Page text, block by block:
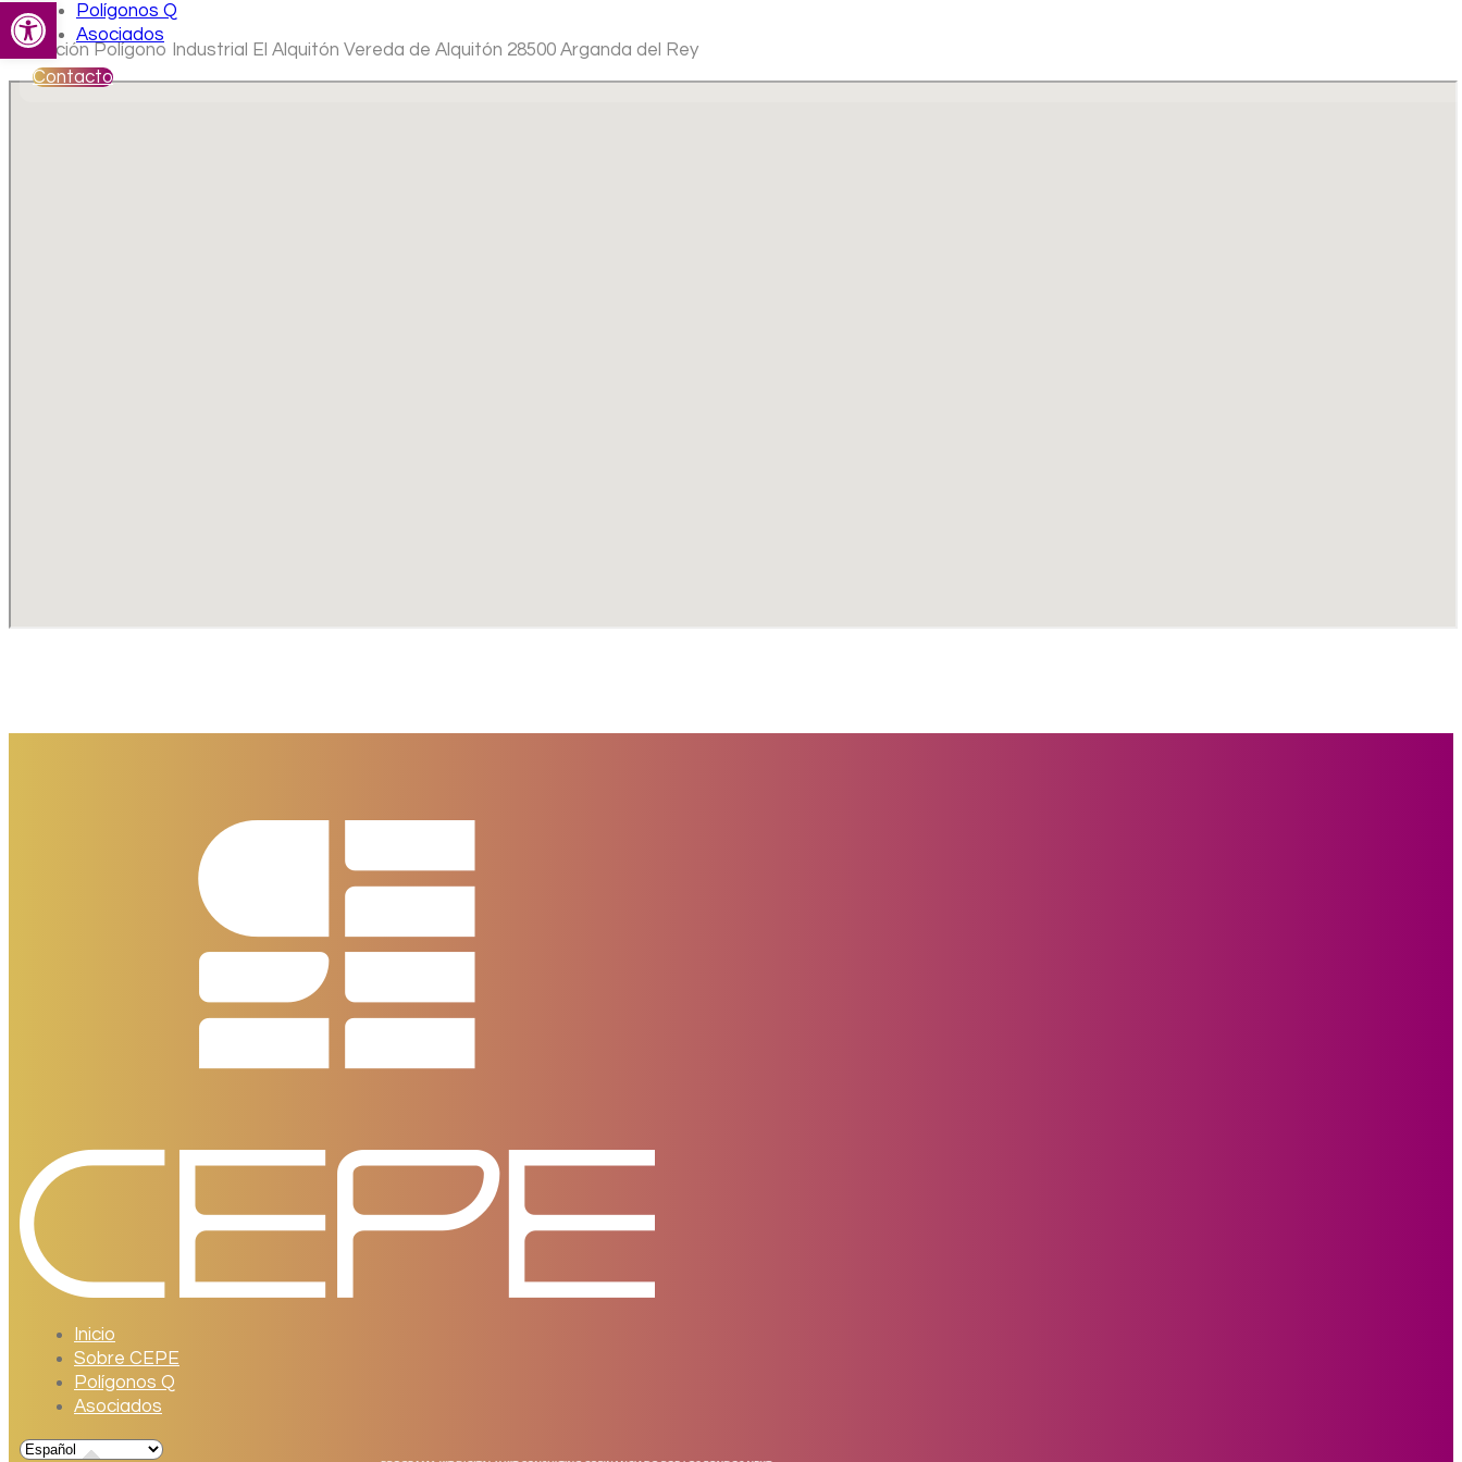
Abrir barra de herramientas
Polígonos Q
Asociados
Contacto
Ubicación Polígono Industrial El Alquitón Vereda de Alquitón 28500 Arganda del Rey
Inicio
Sobre CEPE
Polígonos Q
Asociados